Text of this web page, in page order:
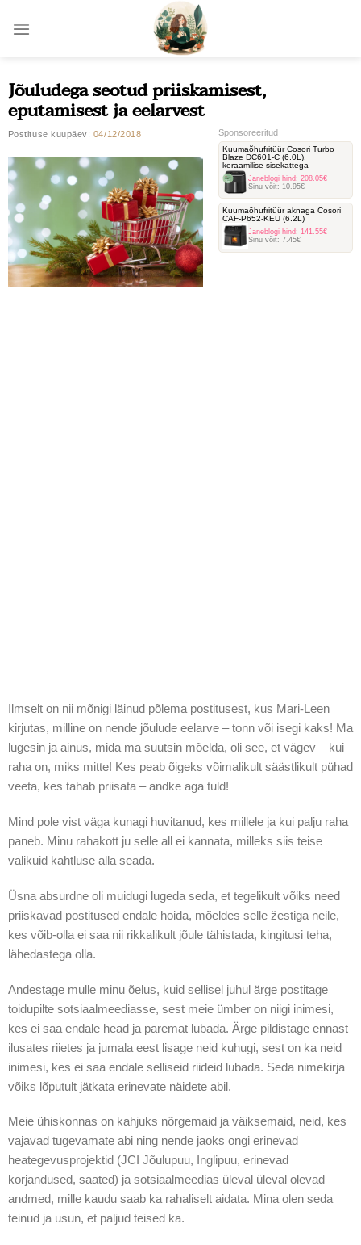
Jõuludega seotud priiskamisest,
eputamisest ja eelarvest
Postituse kuupäev: 04/12/2018 Sponsoreeritud
Kuumaõhufritüür Cosori Turbo
Blaze DC601-C ‎(6.0L),
keraamilise sisekattega
Janeblogi hind: 208.05€
Sinu võit: 10.95€
Kuumaõhufritüür aknaga Cosori
‎CAF-P652-KEU (6.2L)
Janeblogi hind: 141.55€
Sinu võit: 7.45€
Ilmselt on nii mõnigi läinud põlema postitusest, kus Mari-Leen
kirjutas, milline on nende jõulude eelarve – tonn või isegi kaks! Ma
lugesin ja ainus, mida ma suutsin mõelda, oli see, et vägev – kui
raha on, miks mitte! Kes peab õigeks võimalikult säästlikult pühad
veeta, kes tahab priisata – andke aga tuld!
Mind pole vist väga kunagi huvitanud, kes millele ja kui palju raha
paneb. Minu rahakott ju selle all ei kannata, milleks siis teise
valikuid kahtluse alla seada.
Üsna absurdne oli muidugi lugeda seda, et tegelikult võiks need
priiskavad postitused endale hoida, mõeldes selle žestiga neile,
kes võib-olla ei saa nii rikkalikult jõule tähistada, kingitusi teha,
lähedastega olla.
Andestage mulle minu õelus, kuid sellisel juhul ärge postitage
toidupilte sotsiaalmeediasse, sest meie ümber on niigi inimesi,
kes ei saa endale head ja paremat lubada. Ärge pildistage ennast
ilusates riietes ja jumala eest lisage neid kuhugi, sest on ka neid
inimesi, kes ei saa endale selliseid riideid lubada. Seda nimekirja
võiks lõputult jätkata erinevate näidete abil.
Meie ühiskonnas on kahjuks nõrgemaid ja väiksemaid, neid, kes
vajavad tugevamate abi ning nende jaoks ongi erinevad
heategevusprojektid (JCI Jõulupuu, Inglipuu, erinevad
korjandused, saated) ja sotsiaalmeedias üleval üleval olevad
andmed, mille kaudu saab ka rahaliselt aidata. Mina olen seda
teinud ja usun, et paljud teised ka.